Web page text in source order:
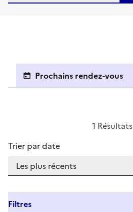
Prochains rendez-vous
1 Résultats
Trier par date
Filtres